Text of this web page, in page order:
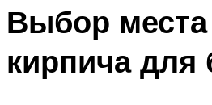
Выбор
кирпича для